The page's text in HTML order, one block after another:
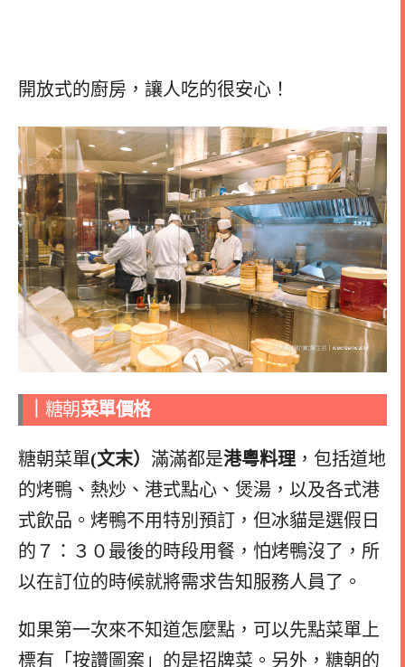
開放式的廚房，讓人吃的很安心！
糖朝菜單價格
糖朝菜單(文末） 滿滿都是港粵料理 ，包括道地
的烤鴨、熱炒、港式點心、煲湯，以及各式港
式飲品。烤鴨不用特別預訂，但冰貓是選假日
的７：３０最後的時段用餐，怕烤鴨沒了，所
以在訂位的時候就將需求告知服務人員了。
如果第一次來不知道怎麼點，可以先點菜單上
標有「按讚圖案」的是招牌菜。另外 ，糖朝的